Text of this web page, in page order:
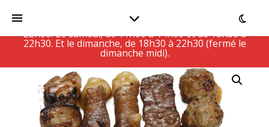
Le Restaurant est actuellement fermé, ouvert Du
lundi au vendredi, de 11h00 à 14h30 et de 18h30 à
22h30. Le samedi, de 11h00 à 14h00 et de 18h30 à
22h30. Et le dimanche, de 18h30 à 22h30 (fermé le
dimanche midi).